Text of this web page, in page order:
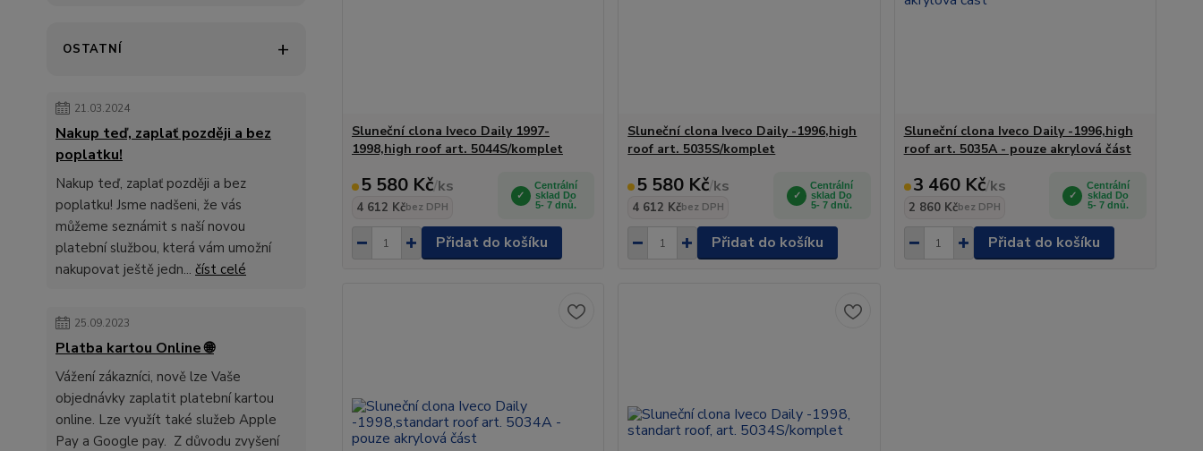
OSTATNÍ
21.03.2024
Nakup teď, zaplať později a bez
poplatku!
Nakup teď, zaplať později a bez
poplatku! Jsme nadšeni, že vás
můžeme seznámit s naší novou
platební službou, která vám umožní
nakupovat ještě jedn... číst celé
25.09.2023
Platba kartou Online 🌐
Vážení zákazníci, nově lze Vaše
objednávky zaplatit platební kartou
online. Lze využít také služeb Apple
Pay a Google pay. Z důvodu zvyšení
Sluneční clona Iveco Daily 1997-
1998,high roof art. 5044S/komplet
5 580 Kč/ks
4 612 Kčbez DPH
Centrální
sklad Do
5- 7 dnů.
Přidat do košíku
Sluneční clona Iveco Daily -1996,high
roof art. 5035S/komplet
5 580 Kč/ks
4 612 Kčbez DPH
Centrální
sklad Do
5- 7 dnů.
Přidat do košíku
Sluneční clona Iveco Daily -1996,high
roof art. 5035A - pouze akrylová část
3 460 Kč/ks
2 860 Kčbez DPH
Centrální
sklad Do
5- 7 dnů.
Přidat do košíku